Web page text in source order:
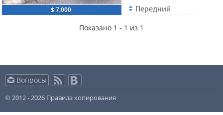
$ 7,000
Передний
Показано 1 - 1 из 1
Вопросы
© 2012 - 2026 Правила копирования